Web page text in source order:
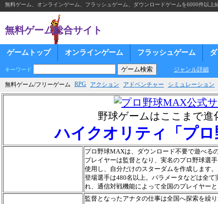
無料ゲーム、オンラインゲーム、フラッシュゲーム、ダウンロードゲームを6000件以上
無料ゲーム総合サイト
ゲームトップ オンラインゲーム フラッシュゲーム
キーワード ジャンル詳細
無料ゲーム/フリーゲーム RPG アクション アドベンチャー シミュレーション
野球ゲームはここまで進
ハイクオリティ「プ
プロ野球MAXは、ダウンロード不要で遊べる
プレイヤーは監督となり、実名のプロ野球選
使用し、自分だけのスターダムを作成します。
登場選手は480名以上。パラメータなどは全
れ、通信対戦機能によって全国のプレイヤー
監督となったアナタの仕事は全国へ探索を繰